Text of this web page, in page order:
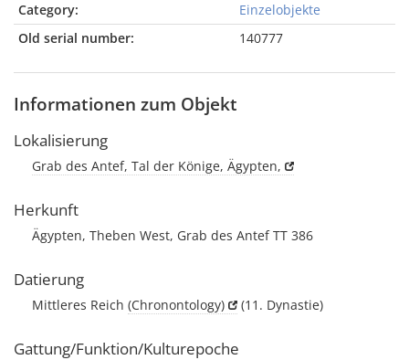
Category:
Einzelobjekte
Old serial number:
140777
Informationen zum Objekt
Lokalisierung
Grab des Antef, Tal der Könige, Ägypten,
Herkunft
Ägypten, Theben West, Grab des Antef TT 386
Datierung
Mittleres Reich (Chronontology) (11. Dynastie)
Gattung/Funktion/Kulturepoche